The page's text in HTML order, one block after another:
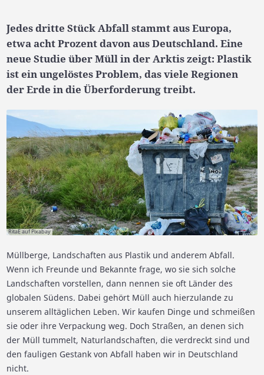
Jedes dritte Stück Abfall stammt aus Europa,
etwa acht Prozent davon aus Deutschland. Eine
neue Studie über Müll in der Arktis zeigt: Plastik
ist ein ungelöstes Problem, das viele Regionen
der Erde in die Überforderung treibt.
RitaE auf Pixabay
Müllberge, Landschaften aus Plastik und anderem Abfall.
Wenn ich Freunde und Bekannte frage, wo sie sich solche
Landschaften vorstellen, dann nennen sie oft Länder des
globalen Südens. Dabei gehört Müll auch hierzulande zu
unserem alltäglichen Leben. Wir kaufen Dinge und schmeißen
sie oder ihre Verpackung weg. Doch Straßen, an denen sich
der Müll tummelt, Naturlandschaften, die verdreckt sind und
den fauligen Gestank von Abfall haben wir in Deutschland
nicht.